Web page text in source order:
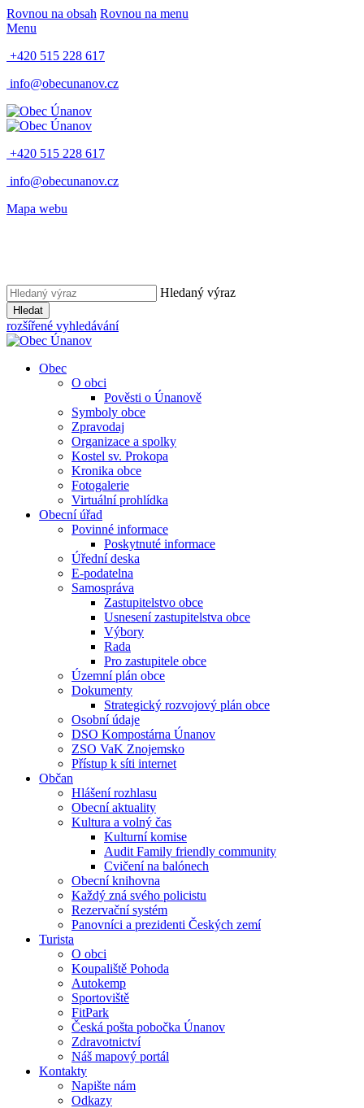
Rovnou na obsah Rovnou na menu
Menu
+420 515 228 617
info@obecunanov.cz
+420 515 228 617
info@obecunanov.cz
Mapa webu
Hledaný výraz
Hledat
rozšířené vyhledávání
Obec
O obci
Pověsti o Únanově
Symboly obce
Zpravodaj
Organizace a spolky
Kostel sv. Prokopa
Kronika obce
Fotogalerie
Virtuální prohlídka
Obecní úřad
Povinné informace
Poskytnuté informace
Úřední deska
E-podatelna
Samospráva
Zastupitelstvo obce
Usnesení zastupitelstva obce
Výbory
Rada
Pro zastupitele obce
Územní plán obce
Dokumenty
Strategický rozvojový plán obce
Osobní údaje
DSO Kompostárna Únanov
ZSO VaK Znojemsko
Přístup k síti internet
Občan
Hlášení rozhlasu
Obecní aktuality
Kultura a volný čas
Kulturní komise
Audit Family friendly community
Cvičení na balónech
Obecní knihovna
Každý zná svého policistu
Rezervační systém
Panovníci a prezidenti Českých zemí
Turista
O obci
Koupaliště Pohoda
Autokemp
Sportoviště
FitPark
Česká pošta pobočka Únanov
Zdravotnictví
Náš mapový portál
Kontakty
Napište nám
Odkazy